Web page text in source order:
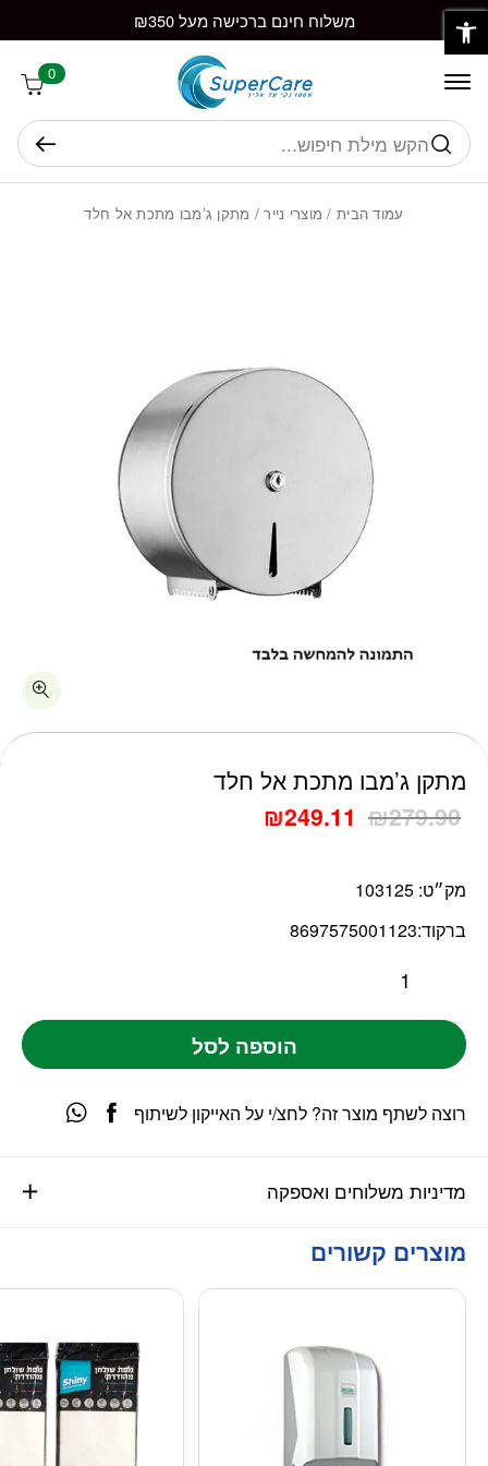
Skip to Content משלוח חינם ברכישה מעל ₪350
0
חיפוש
עמוד הבית/ מוצרי נייר/ מתקן ג’מבו מתכת אל חלד
מתקן ג’מבו מתכת אל חלד
₪279.90
₪249.11
מק״ט: 103125
ברקוד:8697575001123
כמות מתקן ג'מבו מתכת אל חלד
הוספה לסל
מדיניות משלוחים ואספקה
רוצה לשתף מוצר זה? לחצ/י על האייקון לשיתוף
מוצרים קשורים
בחזרה למעלה
פתח סרגל נגישות